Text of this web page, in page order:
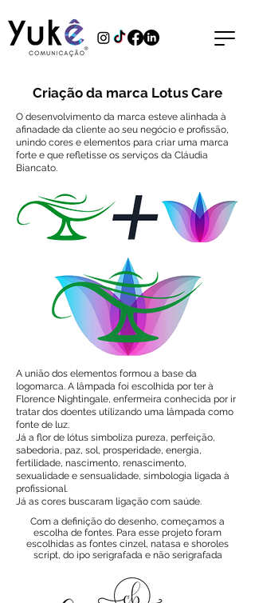
Criação da marca Lotus Care
O desenvolvimento da marca esteve alinhada à
afinadade da cliente ao seu negócio e profissão,
unindo cores e elementos para criar uma marca
forte e que refletisse os serviços da Cláudia
Biancato.
A união dos elementos formou a base da
logomarca. A lâmpada foi escolhida por ter à
Florence Nightingale, enfermeira conhecida por ir
tratar dos doentes utilizando uma lâmpada como
fonte de luz.
Já a flor de lótus simboliza pureza, perfeição,
sabedoria, paz, sol, prosperidade, energia,
fertilidade, nascimento, renascimento,
sexualidade e sensualidade, simbologia ligada à
profissional.
Já as cores buscaram ligação com saúde.
Com a definição do desenho, começamos a
escolha de fontes. Para esse projeto foram
escolhidas as fontes cinzel, natasa e shoroles
script, do ipo serigrafada e não serigrafada